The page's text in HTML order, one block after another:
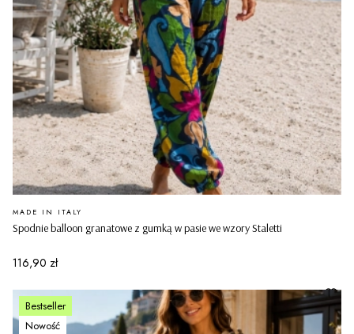
Spodnie balloon granatowe z gumką w pasie we wzory Staletti
PRODUCENT
MADE IN ITALY
Cena
116,90 zł
Bestseller
Nowość